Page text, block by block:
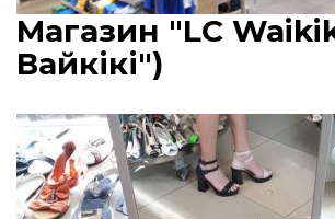
Магазин "LC
Вайкікі")